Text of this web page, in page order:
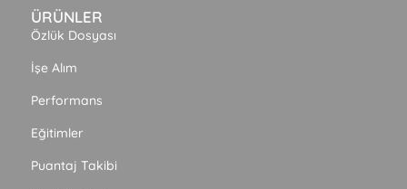
ÜRÜNLER
Özlük Dosyası
İşe Alım
Performans
Eğitimler
Puantaj Takibi